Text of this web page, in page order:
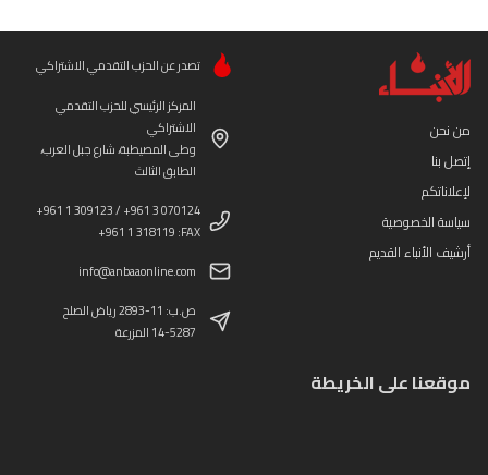
من نحن
إتصل بنا
لإعلاناتكم
سياسة الخصوصية
أرشيف الأنباء القديم
تصدر عن الحزب التقدمي الاشتراكي
المركز الرئيسي للحزب التقدمي
الاشتراكي
وطى المصيطبة، شارع جبل العرب،
الطابق الثالث
+961 1 309123 / +961 3 070124
+961 1 318119 :FAX
info@anbaaonline.com
ص.ب: 11-2893 رياض الصلح
14-5287 المزرعة
موقعنا على الخريطة